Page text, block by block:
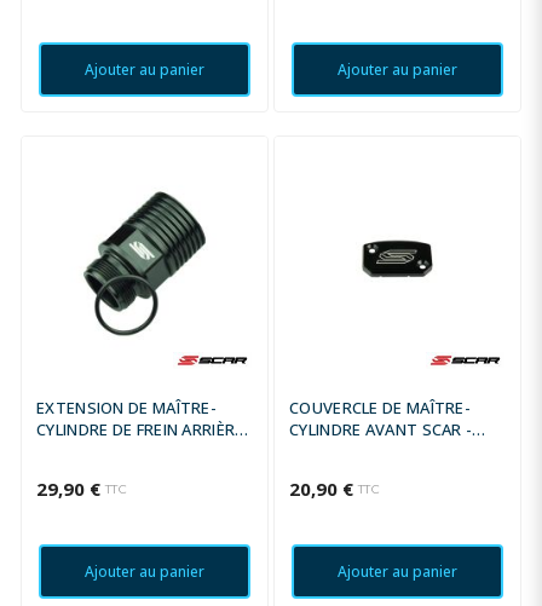
Ajouter au panier Ajouter au panier
EXTENSION DE MAÎTRE-
CYLINDRE DE FREIN ARRIÈRE
29,90 € TTC
Ajouter au panier
COUVERCLE DE MAÎTRE-
CYLINDRE AVANT SCAR -
20,90 € TTC
Ajouter au panier